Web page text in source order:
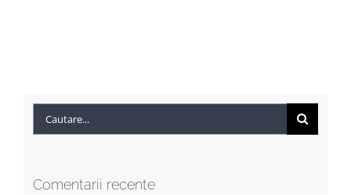
Cautare...
Comentarii recente